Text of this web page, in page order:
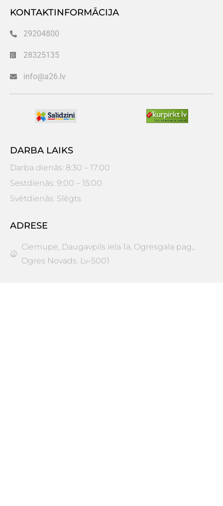
KONTAKTINFORMĀCIJA
29204800
28325135
info@a26.lv
DARBA LAIKS
Darba dienās: 8:30 – 17:00
Sestdienās: 9:00 – 15:00
Svētdienās: Slēgts
ADRESE
Ciemupe, Daugavpils iela 1a, Ogresgala pag.,
Ogres Novads. Lv-5001